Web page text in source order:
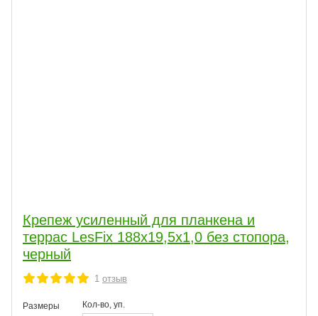
Крепеж усиленный для планкена и
террас LesFix 188х19,5х1,0 без стопора,
черный
1 отзыв
Размеры Кол-во, уп.